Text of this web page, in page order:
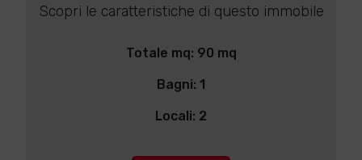
Scopri le caratteristiche di questo immobile
Totale mq: 90 mq
Bagni: 1
Locali: 2